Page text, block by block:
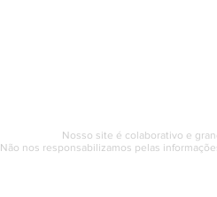
Nosso site é colaborativo e
Não nos responsabilizamos pelas